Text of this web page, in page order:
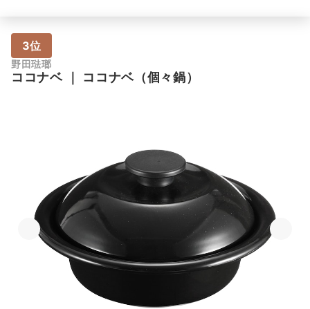
3位
野田琺瑯
ココナベ｜ ココナベ（個々鍋）